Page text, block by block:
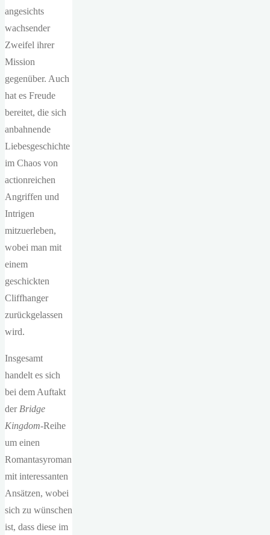
angesichts
wachsender
Zweifel ihrer
Mission
gegenüber. Auch
hat es Freude
bereitet, die sich
anbahnende
Liebesgeschichte
im Chaos von
actionreichen
Angriffen und
Intrigen
mitzuerleben,
wobei man mit
einem
geschickten
Cliffhanger
zurückgelassen
wird.
Insgesamt
handelt es sich
bei dem Auftakt
der Bridge
Kingdom-Reihe
um einen
Romantasyroman
mit interessanten
Ansätzen, wobei
sich zu wünschen
ist, dass diese im